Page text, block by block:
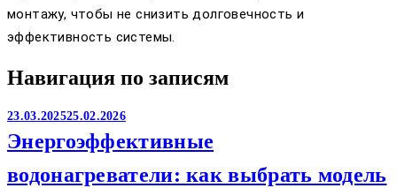
монтажу, чтобы не снизить долговечность и
эффективность системы.
Навигация по записям
23.03.202525.02.2026
Энергоэффективные
водонагреватели: как выбрать модель